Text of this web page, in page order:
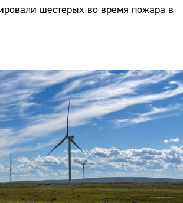
шестерых во время пожара в